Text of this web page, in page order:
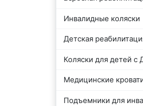
Инвалидные коляски
Детская
Коляски для детей с
Медицинские
Подъемники для